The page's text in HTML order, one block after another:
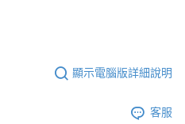
顯示電腦版詳細說明
客服